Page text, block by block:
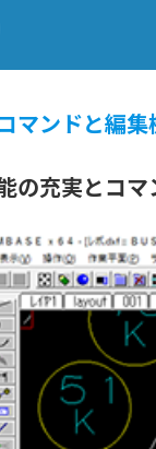
マンドと編
の充実とコ